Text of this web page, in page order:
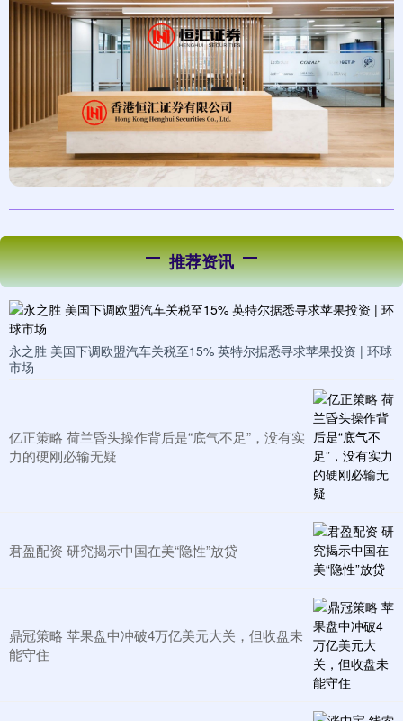
推荐资讯
永之胜 美国下调欧盟汽车关税至15% 英特尔据悉寻求苹果投资 | 环球
市场
亿正策略 荷兰昏头操作背后是“底气不足”，没有实
力的硬刚必输无疑​
君盈配资 研究揭示中国在美“隐性”放贷
鼎冠策略 苹果盘中冲破4万亿美元大关，但收盘未
能守住